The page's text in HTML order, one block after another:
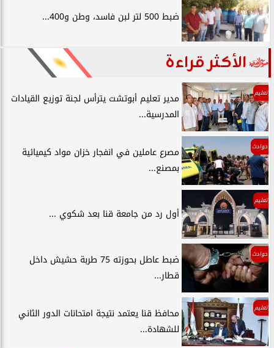
ضبط 500 لتر لبن فاسد، وطن و400...
الأكثر قراءة
تعليم
مدير تعليم أبوتشت يترأس لجنة توزيع القيادات
المدرسية...
حوادث
مصرع عاملين في انفجار خزان مواد كيميائية
بمصنع...
تعليم
أول رد من جامعة قنا بعد شكوي ...
حوادث
ضبط عاطل بحوزته 75 طربة حشيش داخل
قطار...
تعليم
محافظ قنا يعتمد نتيجة امتحانات الدور الثاني
للشهادة...